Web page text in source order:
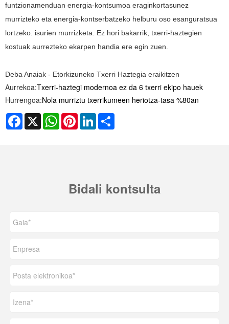
funtzionamenduan energia-kontsumoa eraginkortasunez
murrizteko eta energia-kontserbatzeko helburu oso esanguratsua
lortzeko. isurien murrizketa. Ez hori bakarrik, txerri-haztegien
kostuak aurrezteko ekarpen handia ere egin zuen.
Deba Anaiak - Etorkizuneko Txerri Haztegia eraikitzen
Aurrekoa:Txerri-haztegi modernoa ez da 6 txerri ekipo hauek
Hurrengoa:Nola murriztu txerrikumeen heriotza-tasa %80an
Facebook
X WhatsAppPinterestLinkedIn
Bidali kontsulta